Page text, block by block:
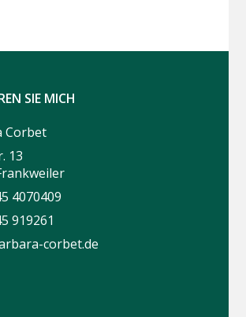
SIE MICH
Corbet
13
4070409
919261
corbet.de